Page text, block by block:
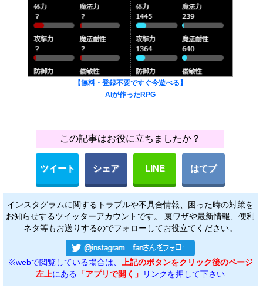
【無料・登録不要ですぐ今遊べる】
AIが作ったRPG
この記事はお役に立ちましたか？
ツイート シェア LINE はてブ
インスタグラムに関するトラブルや不具合情報、困った時の対策を
お知らせするツイッターアカウントです。 裏ワザや最新情報、便利
ネタ等もお送りするのでフォローしてお役立てください。
※webで閲覧している場合は、上記のボタンをクリック後のページ
左上にある 「アプリで開く」 リンクを押して下さい